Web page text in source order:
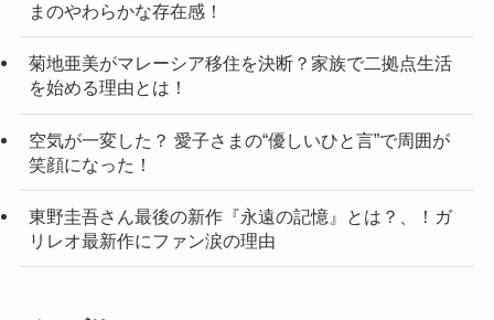
まのやわらかな存在感！
菊地亜美がマレーシア移住を決断？家族で二拠点生活
を始める理由とは！
空気が一変した？ 愛子さまの“優しいひと言”で周囲が
笑顔になった！
東野圭吾さん最後の新作『永遠の記憶』とは？、！ガ
リレオ最新作にファン涙の理由